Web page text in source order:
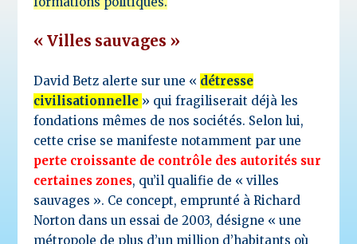
« Villes sauvages »
David Betz alerte sur une « détresse
civilisationnelle » qui fragiliserait déjà les
fondations mêmes de nos sociétés. Selon lui,
cette crise se manifeste notamment par une
perte croissante de contrôle des autorités sur
certaines zones, qu’il qualifie de « villes
sauvages ». Ce concept, emprunté à Richard
Norton dans un essai de 2003, désigne « une
métropole de plus d’un million d’habitants où